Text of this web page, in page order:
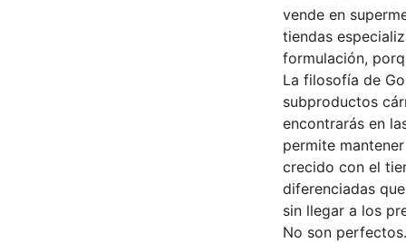
vende en
tiendas
formulación,
La filosofía de
subproductos
encontrarás en
permite
crecido con el
diferenciadas
sin llegar a los
No son